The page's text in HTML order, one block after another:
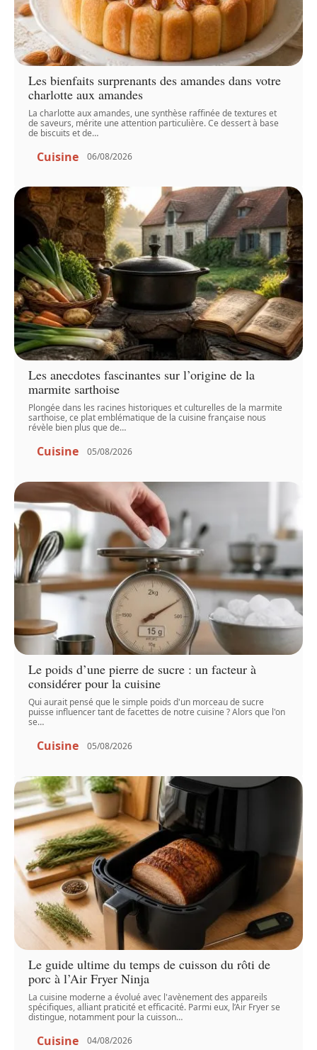
Les bienfaits surprenants des amandes dans votre
charlotte aux amandes
La charlotte aux amandes, une synthèse raffinée de textures et
de saveurs, mérite une attention particulière. Ce dessert à base
de biscuits et de…
Cuisine 06/08/2026
Les anecdotes fascinantes sur l’origine de la
marmite sarthoise
Plongée dans les racines historiques et culturelles de la marmite
sarthoise, ce plat emblématique de la cuisine française nous
révèle bien plus que de…
Cuisine 05/08/2026
Le poids d’une pierre de sucre : un facteur à
considérer pour la cuisine
Qui aurait pensé que le simple poids d'un morceau de sucre
puisse influencer tant de facettes de notre cuisine ? Alors que l'on
se…
Cuisine 05/08/2026
Le guide ultime du temps de cuisson du rôti de
porc à l’Air Fryer Ninja
La cuisine moderne a évolué avec l'avènement des appareils
spécifiques, alliant praticité et efficacité. Parmi eux, l’Air Fryer se
distingue, notamment pour la cuisson…
Cuisine 04/08/2026